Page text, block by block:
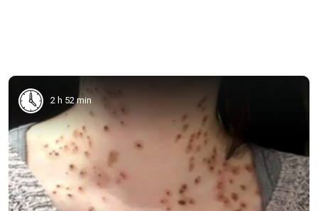
2 h 52 min